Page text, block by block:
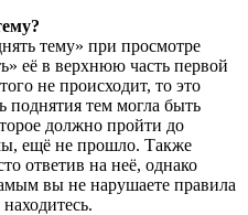
тему» при просмотре
её в верхнюю часть первой
не происходит, то это
поднятия тем могла быть
должно пройти до
ещё не прошло. Также
ответив на неё, однако
вы не нарушаете правила